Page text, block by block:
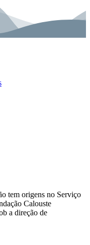
tem origens no Serviço
Calouste
a direção de